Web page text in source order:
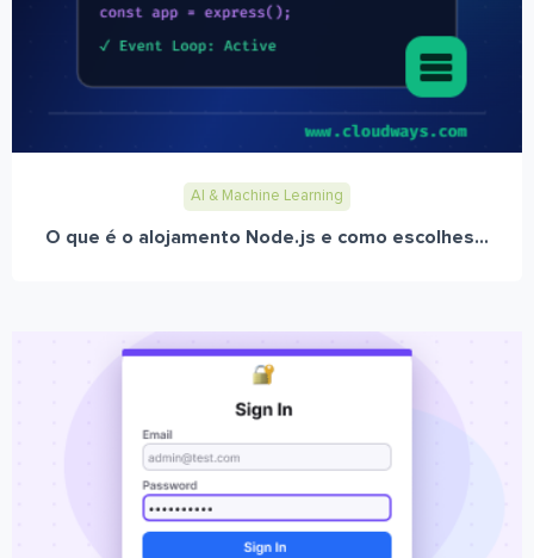
AI & Machine Learning
O que é o alojamento Node.js e como escolhes...